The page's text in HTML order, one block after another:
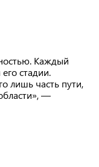
Каждый
стадии.
лишь часть пути,
—